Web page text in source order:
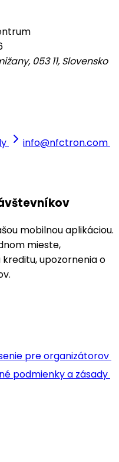
053 11, Slovensko
info@nfctron.com
mobilnou aplikáciou.
mieste,
upozornenia o
pre organizátorov
podmienky a zásady